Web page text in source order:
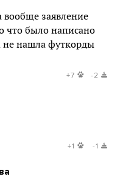
заявление
что было написано
не нашла футкорды
+7 -2
+1 -1